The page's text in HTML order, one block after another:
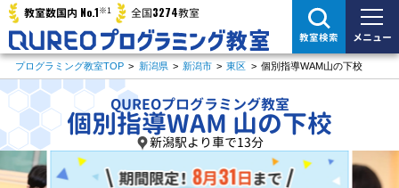
教室数国内 No.1※1 全国3274教室
教室検索 メニュー
プログラミング教室TOP > 新潟県 > 新潟市 > 東区 > 個別指導WAM山の下校
QUREOプログラミング教室
個別指導WAM 山の下校
新潟駅より車で13分